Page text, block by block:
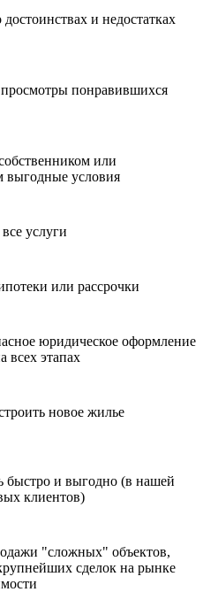
и недостатках
понравившихся
или
выгодные условия
услуги
или рассрочки
юридическое оформление
всех этапах
новое жилье
и выгодно (в нашей
клиентов)
"сложных" объектов,
сделок на рынке